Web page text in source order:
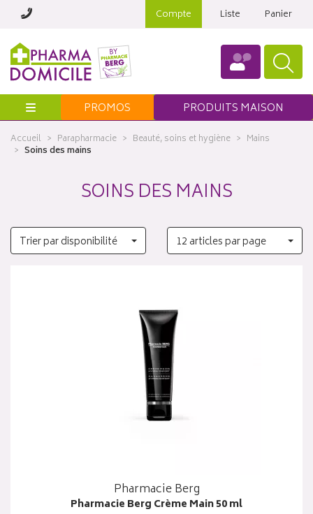
Compte Liste Panier
Menu PROMOS PRODUITS MAISON
Accueil Parapharmacie Beauté, soins et hygiène
Mains
Soins des mains
SOINS DES MAINS
Trier par disponibilité 12 articles par page
Pharmacie Berg
Pharmacie Berg Crème Main 50 ml